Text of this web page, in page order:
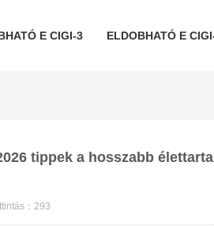
E CIGI-3 ELDOBHATÓ E
tippek a hosszabb
：293